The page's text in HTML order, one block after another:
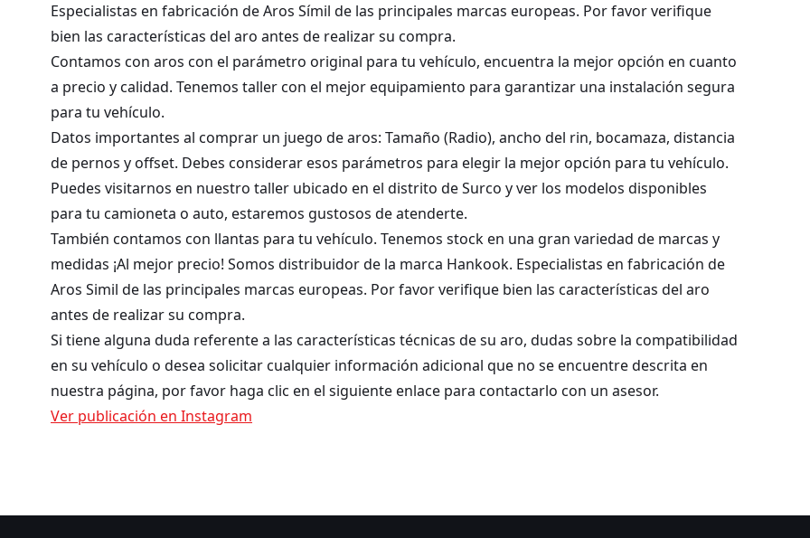
Especialistas en fabricación de Aros Símil de las principales marcas europeas. Por favor verifique
bien las características del aro antes de realizar su compra.
Contamos con aros con el parámetro original para tu vehículo, encuentra la mejor opción en cuanto
a precio y calidad. Tenemos taller con el mejor equipamiento para garantizar una instalación segura
para tu vehículo.
Datos importantes al comprar un juego de aros: Tamaño (Radio), ancho del rin, bocamaza, distancia
de pernos y offset. Debes considerar esos parámetros para elegir la mejor opción para tu vehículo.
Puedes visitarnos en nuestro taller ubicado en el distrito de Surco y ver los modelos disponibles
para tu camioneta o auto, estaremos gustosos de atenderte.
También contamos con llantas para tu vehículo. Tenemos stock en una gran variedad de marcas y
medidas ¡Al mejor precio! Somos distribuidor de la marca Hankook. Especialistas en fabricación de
Aros Simil de las principales marcas europeas. Por favor verifique bien las características del aro
antes de realizar su compra.
Si tiene alguna duda referente a las características técnicas de su aro, dudas sobre la compatibilidad
en su vehículo o desea solicitar cualquier información adicional que no se encuentre descrita en
nuestra página, por favor haga clic en el siguiente enlace para contactarlo con un asesor.
Ver publicación en Instagram